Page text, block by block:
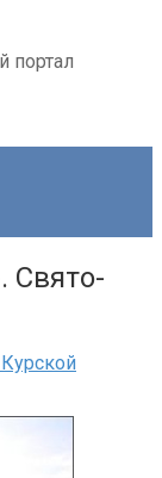
портал
Свято-